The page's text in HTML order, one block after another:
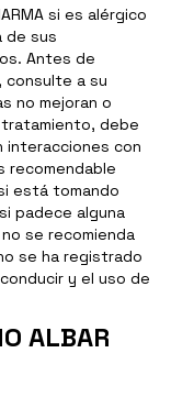
si es alérgico
de sus
Antes de
consulte a su
no mejoran o
debe
interacciones con
recomendable
está tomando
padece alguna
se recomienda
se ha registrado
y el uso de
ALBAR